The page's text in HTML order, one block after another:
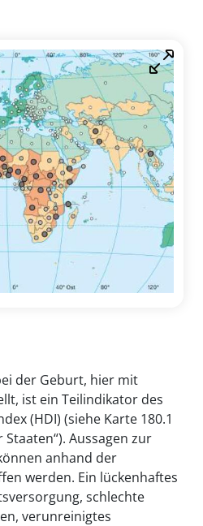
der Geburt, hier mit
ist ein Teilindikator des
(HDI) (siehe Karte 180.1
Aussagen zur
anhand der
werden. Ein lückenhaftes
schlechte
verunreinigtes